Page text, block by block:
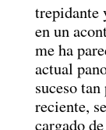
trepidante
en un
me ha
actual
suceso
reciente,
cargado